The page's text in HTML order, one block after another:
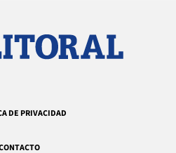
DE PRIVACIDAD